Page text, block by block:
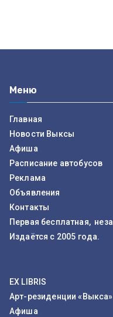
Меню
Главная
Новости Выксы
Афиша
Расписание автобусов
Реклама
Объявления
Контакты
Первая бесплатная,
Издаётся с 2005 года.
EX LIBRIS
Арт-резиденции «Выкса»
Афиша